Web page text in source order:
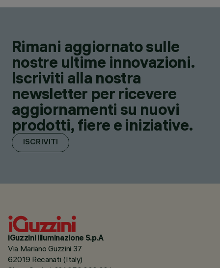
Rimani aggiornato sulle
nostre ultime innovazioni.
Iscriviti alla nostra
newsletter per ricevere
aggiornamenti su nuovi
prodotti, fiere e iniziative.
ISCRIVITI
iGuzzini illuminazione S.p.A
Via Mariano Guzzini 37
62019 Recanati (Italy)